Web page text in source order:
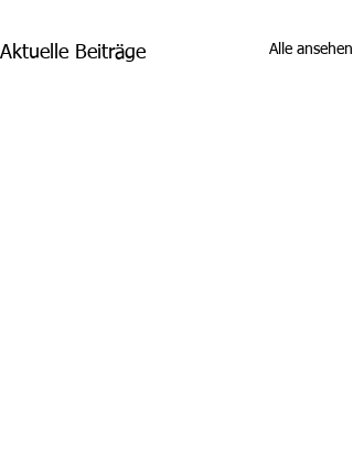
Aktuelle Beiträge Alle ansehen